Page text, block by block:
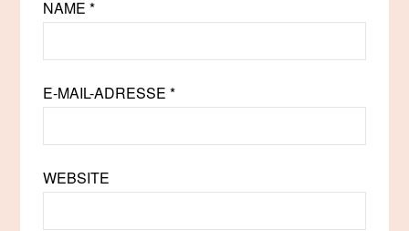
NAME*
E-MAIL-ADRESSE*
WEBSITE